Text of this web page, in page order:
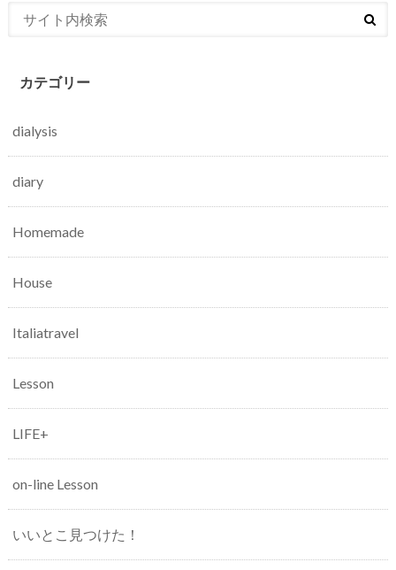
カテゴリー
dialysis
diary
Homemade
House
Italiatravel
Lesson
LIFE+
on-line Lesson
いいとこ見つけた！